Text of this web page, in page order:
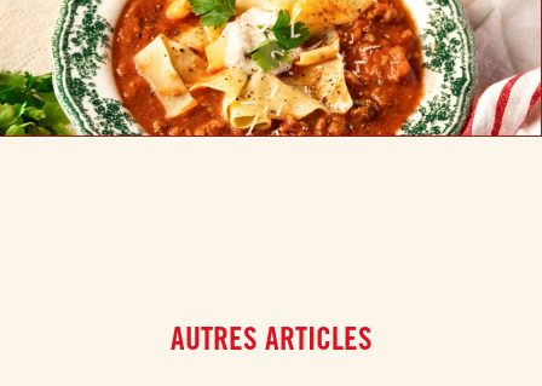
AUTRES ARTICLES